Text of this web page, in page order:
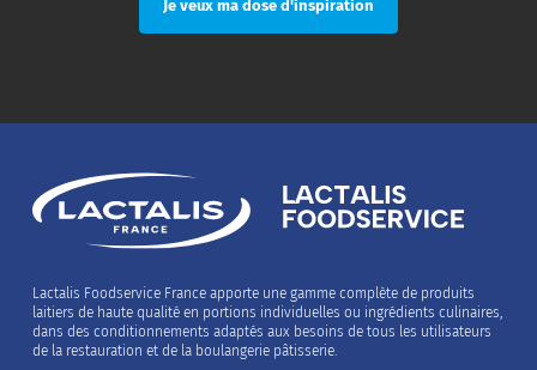
Lactalis Foodservice France apporte une gamme complète de produits
laitiers de haute qualité en portions individuelles ou ingrédients culinaires,
dans des conditionnements adaptés aux besoins de tous les utilisateurs
de la restauration et de la boulangerie pâtisserie.